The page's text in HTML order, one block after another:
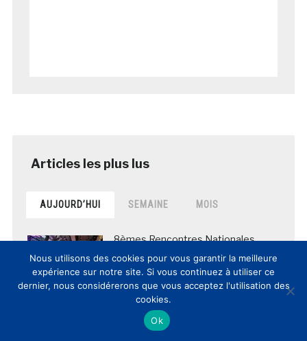
AUJOURD’HUI SEMAINE MOIS
8èmes Rencontres Nationales
Culture et Innovation(s): comptes-
rendus et vidéos de la journée
posté le 12 mars 2017
DOSSIER / Les lieux de patrimoine
Nous utilisons des cookies pour vous garantir la meilleure
expérience sur notre site. Si vous continuez à utiliser ce
dernier, nous considérerons que vous acceptez l'utilisation des
cookies.
Ok